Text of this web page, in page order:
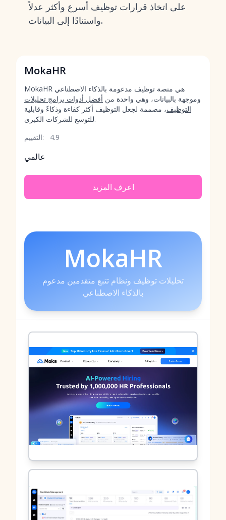
على اتخاذ قرارات توظيف أسرع وأكثر عدلاً
واستنادًا إلى البيانات.
MokaHR
MokaHR هي منصة توظيف مدعومة بالذكاء الاصطناعي
وموجهة بالبيانات، وهي واحدة من أفضل أدوات برامج تحليلات
التوظيف، مصممة لجعل التوظيف أكثر كفاءة وذكاءً وقابلية
للتوسع للشركات الكبرى.
التقييم:
4.9
عالمي
اعرف المزيد
MokaHR
تحليلات توظيف ونظام تتبع متقدمين مدعوم
بالذكاء الاصطناعي